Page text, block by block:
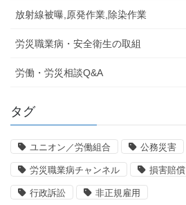
放射線被曝,原発作業,除染作業
労災職業病・安全衛生の取組
労働・労災相談Q&A
タグ
ユニオン／労働組合 公務災害
労災職業病チャンネル 損害賠償
行政訴訟 非正規雇用